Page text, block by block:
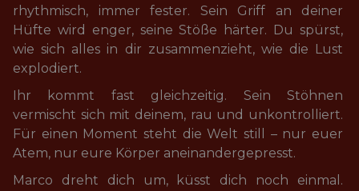
rhythmisch, immer fester. Sein Griff an deiner
Hüfte wird enger, seine Stöße härter. Du spürst,
wie sich alles in dir zusammenzieht, wie die Lust
explodiert.
Ihr kommt fast gleichzeitig. Sein Stöhnen
vermischt sich mit deinem, rau und unkontrolliert.
Für einen Moment steht die Welt still – nur euer
Atem, nur eure Körper aneinandergepresst.
Marco dreht dich um, küsst dich noch einmal.